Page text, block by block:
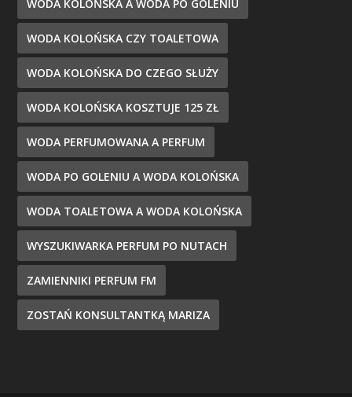
WODA KOLOŃSKA A WODA PO GOLENIU
WODA KOLOŃSKA CZY TOALETOWA
WODA KOLOŃSKA DO CZEGO SŁUŻY
WODA KOLOŃSKA KOSZTUJE 125 ZŁ
WODA PERFUMOWANA A PERFUM
WODA PO GOLENIU A WODA KOLOŃSKA
WODA TOALETOWA A WODA KOLOŃSKA
WYSZUKIWARKA PERFUM PO NUTACH
ZAMIENNIKI PERFUM FM
ZOSTAŃ KONSULTANTKĄ MARIZA